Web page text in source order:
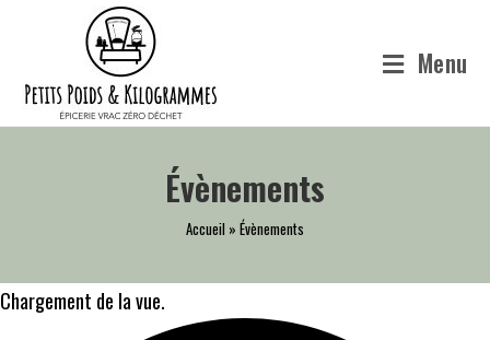
Menu
Évènements
Accueil » Évènements
Chargement de la vue.